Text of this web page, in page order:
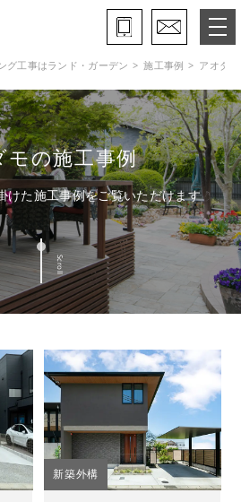
ただきたい事
グ工事はランド・ガーデン 施工事例 アオダモ
モの施工事例
けた施工事例をご覧いただけます
Scroll
新築外構